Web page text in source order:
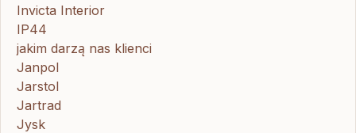
Invicta Interior
IP44
jakim darzą nas klienci
Janpol
Jarstol
Jartrad
Jysk